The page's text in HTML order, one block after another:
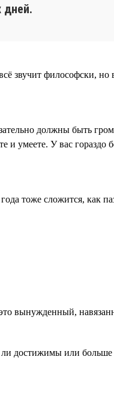
дней.
звучит философски,
должны быть
и умеете. У вас гораздо
тоже сложится, как
вынужденный,
достижимы или